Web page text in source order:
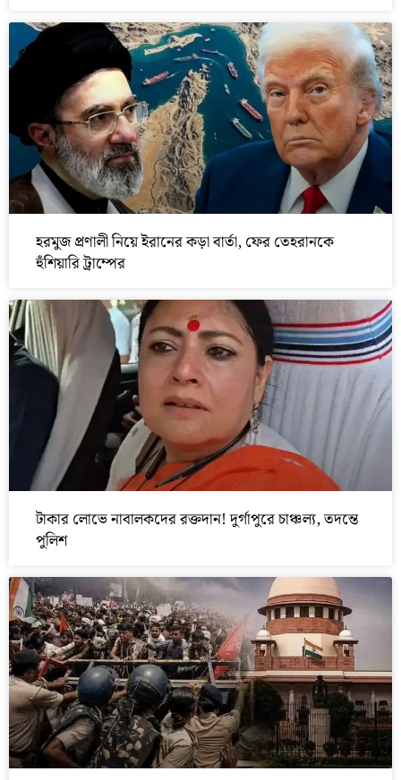
হরমুজ প্রণালী নিয়ে ইরানের কড়া বার্তা, ফের তেহরানকে
হুঁশিয়ারি ট্রাম্পের
টাকার লোভে নাবালকদের রক্তদান! দুর্গাপুরে চাঞ্চল্য, তদন্তে
পুলিশ